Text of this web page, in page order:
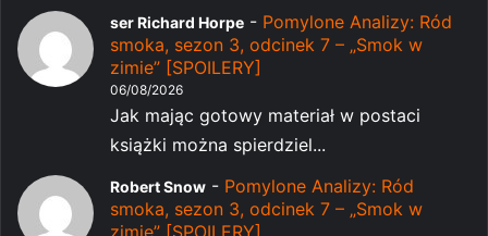
ser Richard Horpe - Pomylone Analizy: Ród
smoka, sezon 3, odcinek 7 – „Smok w
zimie” [SPOILERY]
06/08/2026
Jak mając gotowy materiał w postaci
książki można spierdziel...
Robert Snow - Pomylone Analizy: Ród
smoka, sezon 3, odcinek 7 – „Smok w